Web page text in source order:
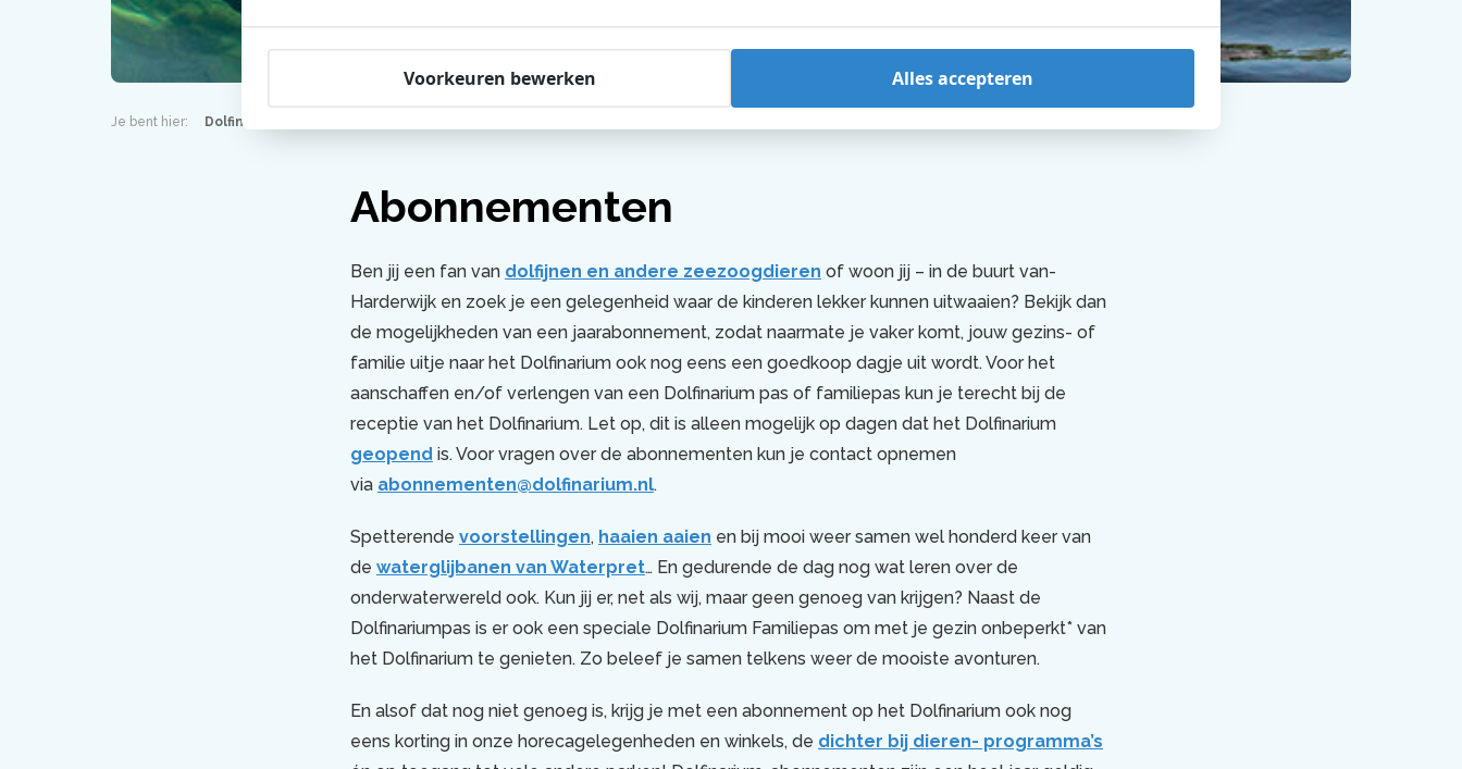
Je bent hier: Dolfinarium
Abonnementen
Ben jij een fan van dolfijnen en andere zeezoogdieren of woon jij – in de buurt van-
Harderwijk en zoek je een gelegenheid waar de kinderen lekker kunnen uitwaaien? Bekijk dan
de mogelijkheden van een jaarabonnement, zodat naarmate je vaker komt, jouw gezins- of
familie uitje naar het Dolfinarium ook nog eens een goedkoop dagje uit wordt. Voor het
aanschaffen en/of verlengen van een Dolfinarium pas of familiepas kun je terecht bij de
receptie van het Dolfinarium. Let op, dit is alleen mogelijk op dagen dat het Dolfinarium
geopend is. Voor vragen over de abonnementen kun je contact opnemen
via abonnementen@dolfinarium.nl.
Spetterende voorstellingen, haaien aaien en bij mooi weer samen wel honderd keer van
de waterglijbanen van Waterpret… En gedurende de dag nog wat leren over de
onderwaterwereld ook. Kun jij er, net als wij, maar geen genoeg van krijgen? Naast de
Dolfinariumpas is er ook een speciale Dolfinarium Familiepas om met je gezin onbeperkt* van
het Dolfinarium te genieten. Zo beleef je samen telkens weer de mooiste avonturen.
En alsof dat nog niet genoeg is, krijg je met een abonnement op het Dolfinarium ook nog
eens korting in onze horecagelegenheden en winkels, de dichter bij dieren- programma’s
Voorkeuren bewerken Alles accepteren